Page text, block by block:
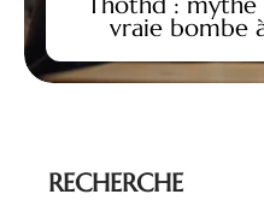
vraie bombe
RECHERCHE